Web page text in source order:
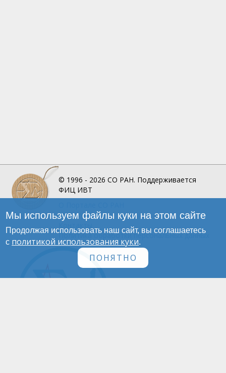
© 1996 - 2026 СО РАН. Поддерживается
ФИЦ ИВТ
Инфографика
Политика обработки персональных данных
Мы используем файлы куки на этом сайте
Продолжая использовать наш сайт, вы соглашаетесь
с политикой использования куки.
ПОНЯТНО